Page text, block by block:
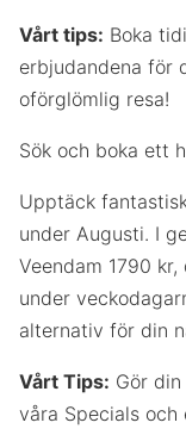
Vårt tips: Boka
erbjudandena för
oförglömlig resa!
Sök och boka ett
Upptäck
under Augusti. I
Veendam 1790
under
alternativ för din
Vårt Tips: Gör
våra Specials och